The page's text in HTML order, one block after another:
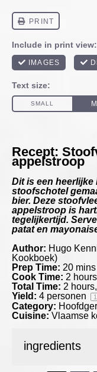
Recept:
appelstroop
Dit is een heerlijke
stoofschotel
bier. Deze
appelstroop is
tegelijkertijd.
patat en
Author: Hugo
Kookboek)
Prep Time: 20 mins
Cook Time: 2
Total Time: 2
Yield: 4 personen 1
Category:
Cuisine: Vlaamse
ingredients